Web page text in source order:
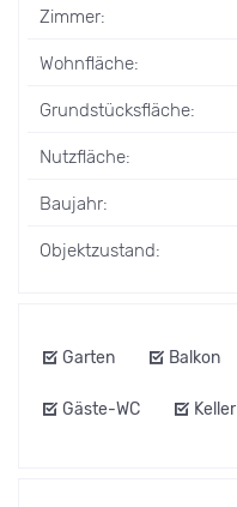
Zimmer:
Wohnfläche:
Grundstücksfläche:
Nutzfläche:
Baujahr:
Objektzustand:
Garten Balkon
Gäste-WC Keller